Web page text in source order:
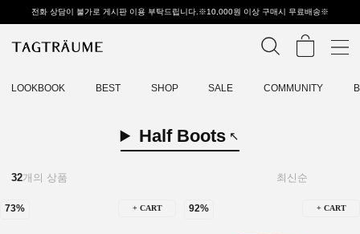
전화 상담이 불가로 게시판 이용 부탁드립니다.※10,000원 이상 구매시 무료배송※
LOOKBOOK BEST SHOP SALE COMMUNITY
Half Boots
32개의 상품
73% + CART 92% + CART